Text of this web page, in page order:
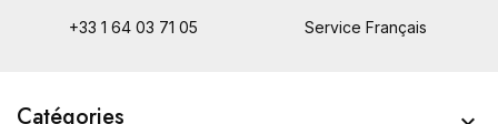
+33 1 64 03 71 05 Service Français
Catégories